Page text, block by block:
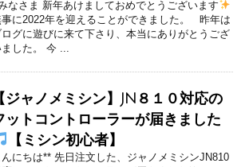
なさま 新年あけましておめでとうございます
に2022年を迎えることができました。 昨年は
ログに遊びに来て下さり、本当にありがとうござ
ました。 今 ...
【ジャノメミシン】JN８１０対応の
ットコントローラーが届きました
【ミシン初心者】
んにちは** 先日注文した、ジャノメミシンJN810